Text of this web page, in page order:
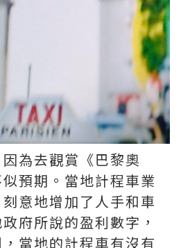
為去觀賞《巴黎奧
預期。當地計程車業
意地增加了人手和車
府所說的盈利數字，
當地的計程車有沒有